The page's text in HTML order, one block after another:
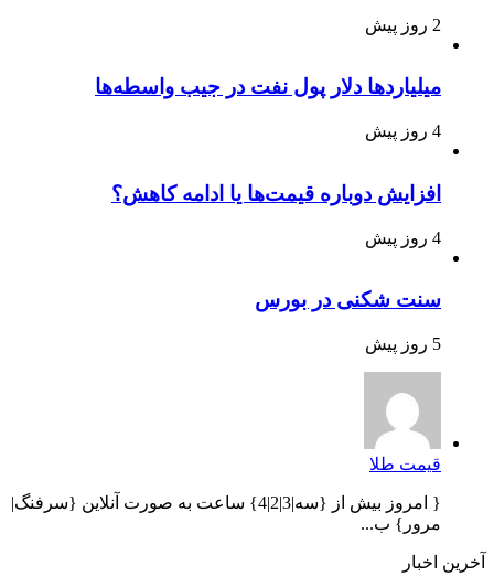
2 روز پیش
میلیاردها دلار پول نفت در جیب واسطه‌ها
4 روز پیش
افزایش دوباره قیمت‌ها یا ادامه کاهش؟
4 روز پیش
سنت شکنی در بورس
5 روز پیش
قیمت طلا
{ امروز بیش از {سه|3|2|4} ساعت به صورت آنلاین {سرفنگ|
مرور} ب...
آخرین اخبار